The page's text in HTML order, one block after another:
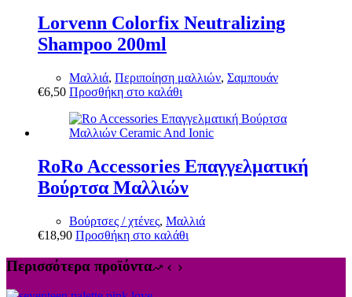
Lorvenn Colorfix Neutralizing
Shampoo 200ml
Μαλλιά, Περιποίηση μαλλιών, Σαμπουάν
€6,50 Προσθήκη στο καλάθι
RoRo Accessories Επαγγελματική
Βούρτσα Μαλλιών
Βούρτσες / χτένες, Μαλλιά
€18,90 Προσθήκη στο καλάθι
Περισσότερα προϊόντα